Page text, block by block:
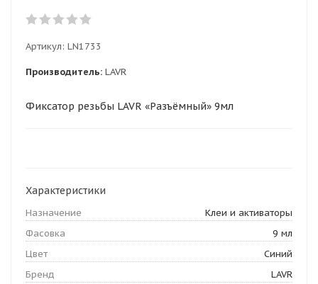
Артикул: LN1733
Производитель: LAVR
Фиксатор резьбы LAVR «Разъёмный» 9мл
Характеристики
Назначение
Клеи и активаторы
Фасовка
9 мл
Цвет
Синий
Бренд
LAVR